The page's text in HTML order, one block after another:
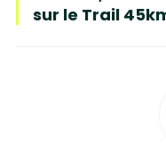
sur le Trail